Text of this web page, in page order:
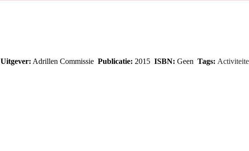
Uitgever: Adrillen Commissie Publicatie: 2015 ISBN: Geen Tags: